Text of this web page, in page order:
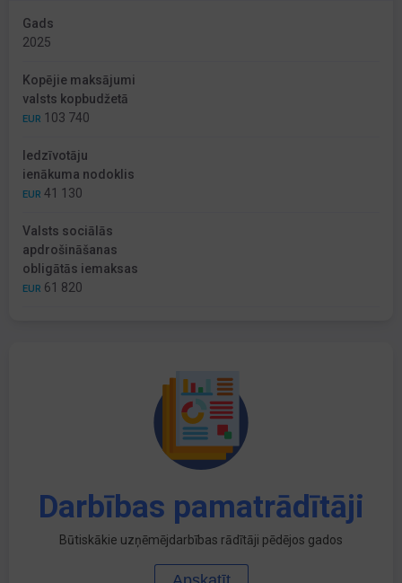
Gads
2025
Kopējie maksājumi
valsts kopbudžetā
EUR 103 740
Iedzīvotāju
ienākuma nodoklis
EUR 41 130
Valsts sociālās
apdrošināšanas
obligātās iemaksas
EUR 61 820
Darbības pamatrādītāji
Būtiskākie uzņēmējdarbības rādītāji pēdējos gados